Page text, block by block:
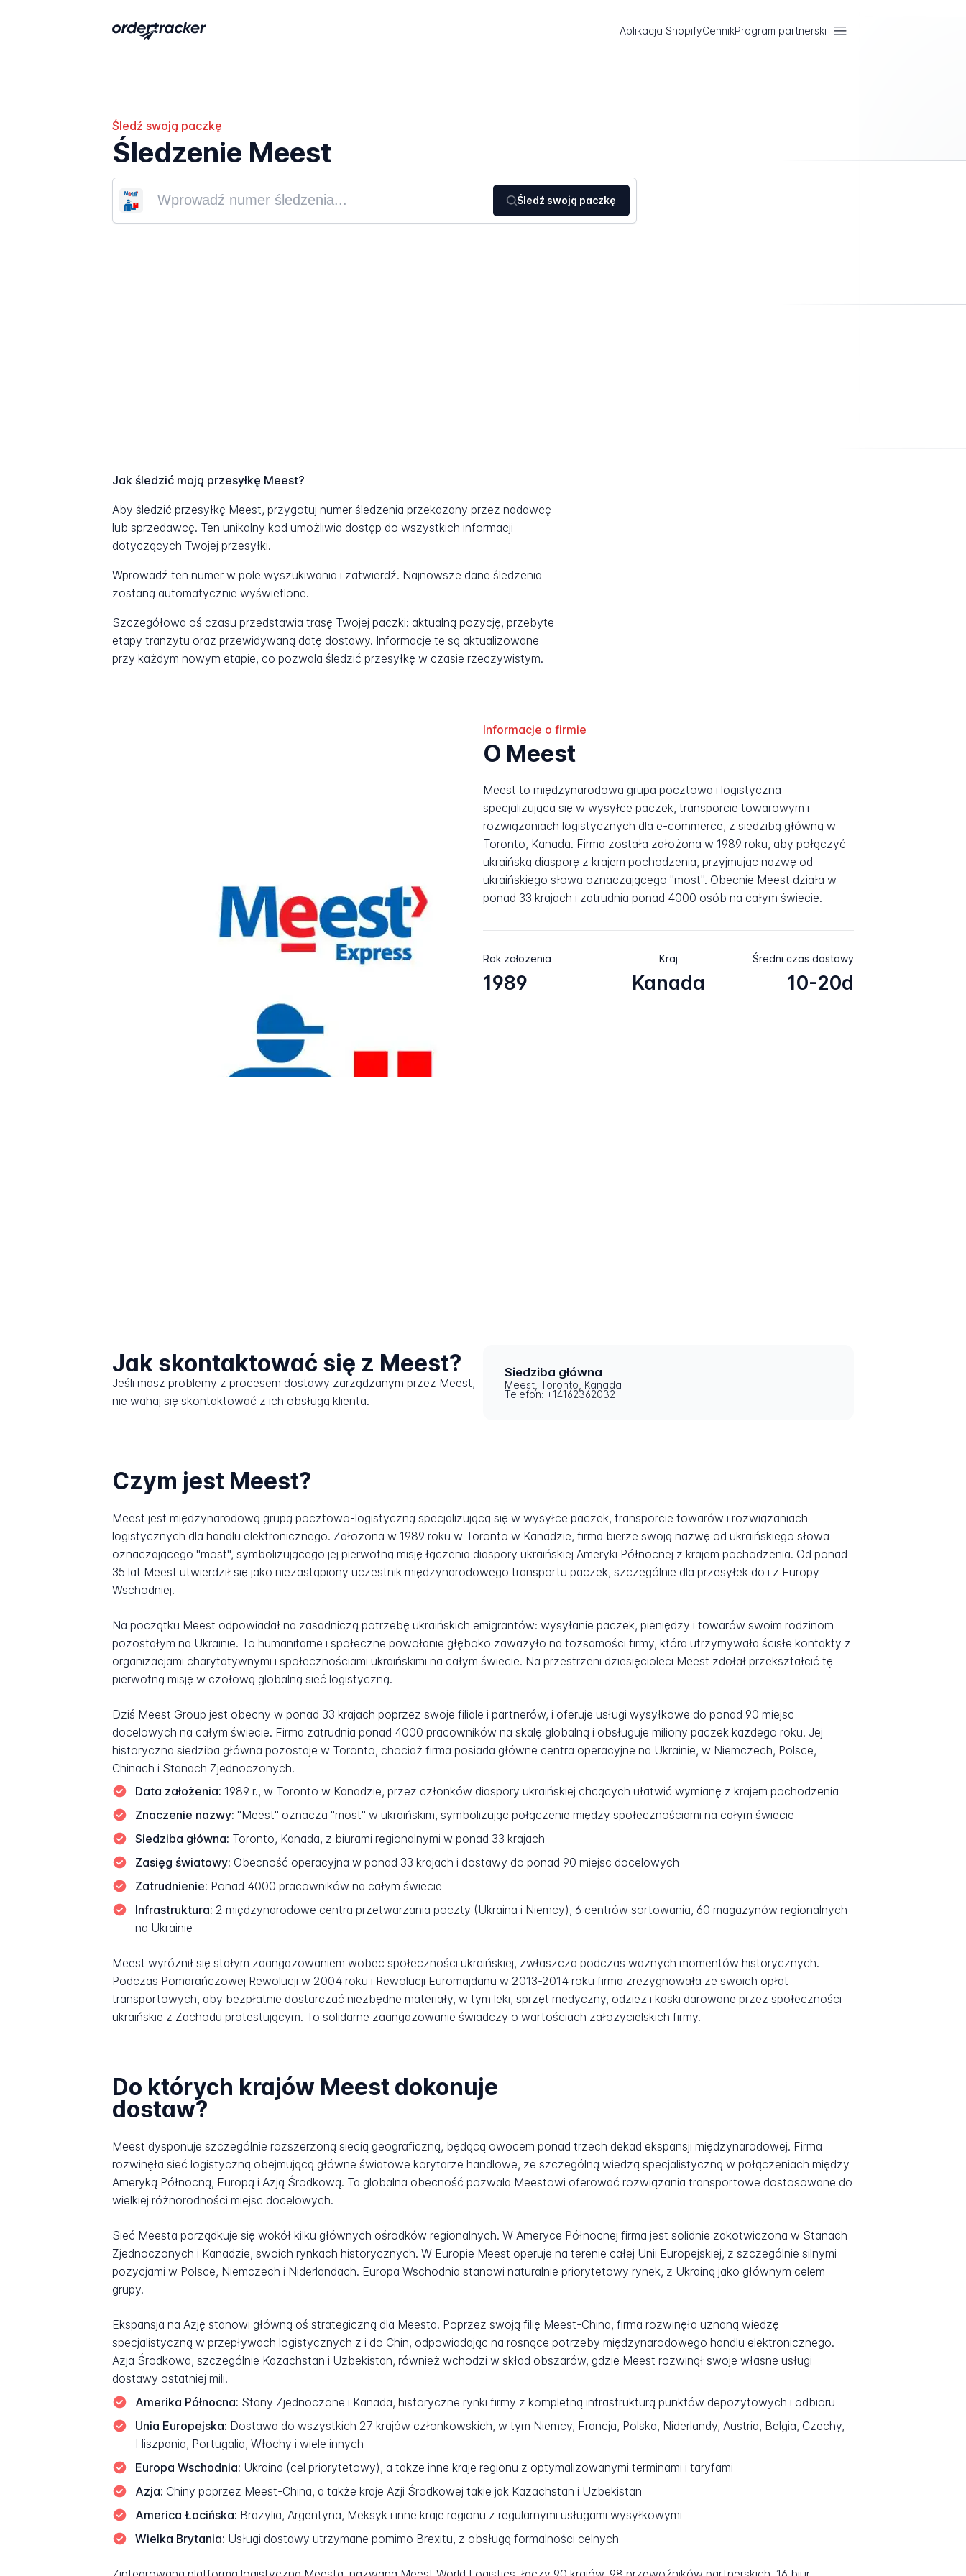
Aplikacja ShopifyCennikProgram partnerski
Śledź swoją paczkę
Śledzenie Meest
Śledź swoją paczkę
Jak śledzić moją przesyłkę Meest?
Aby śledzić przesyłkę Meest, przygotuj numer śledzenia przekazany przez nadawcę
lub sprzedawcę. Ten unikalny kod umożliwia dostęp do wszystkich informacji
dotyczących Twojej przesyłki.
Wprowadź ten numer w pole wyszukiwania i zatwierdź. Najnowsze dane śledzenia
zostaną automatycznie wyświetlone.
Szczegółowa oś czasu przedstawia trasę Twojej paczki: aktualną pozycję, przebyte
etapy tranzytu oraz przewidywaną datę dostawy. Informacje te są aktualizowane
przy każdym nowym etapie, co pozwala śledzić przesyłkę w czasie rzeczywistym.
Informacje o firmie
O Meest
Meest to międzynarodowa grupa pocztowa i logistyczna
specjalizująca się w wysyłce paczek, transporcie towarowym i
rozwiązaniach logistycznych dla e-commerce, z siedzibą główną w
Toronto, Kanada. Firma została założona w 1989 roku, aby połączyć
ukraińską diasporę z krajem pochodzenia, przyjmując nazwę od
ukraińskiego słowa oznaczającego "most". Obecnie Meest działa w
ponad 33 krajach i zatrudnia ponad 4000 osób na całym świecie.
Rok założenia
1989
Kraj
Kanada
Średni czas dostawy
10-20d
Jak skontaktować się z Meest?
Jeśli masz problemy z procesem dostawy zarządzanym przez Meest,
nie wahaj się skontaktować z ich obsługą klienta.
Siedziba główna
Meest, Toronto, Kanada
Telefon: +14162362032
Czym jest Meest?
Meest jest międzynarodową grupą pocztowo-logistyczną specjalizującą się w wysyłce paczek, transporcie towarów i rozwiązaniach
logistycznych dla handlu elektronicznego. Założona w 1989 roku w Toronto w Kanadzie, firma bierze swoją nazwę od ukraińskiego słowa
oznaczającego "most", symbolizującego jej pierwotną misję łączenia diaspory ukraińskiej Ameryki Północnej z krajem pochodzenia. Od ponad
35 lat Meest utwierdził się jako niezastąpiony uczestnik międzynarodowego transportu paczek, szczególnie dla przesyłek do i z Europy
Wschodniej.
Na początku Meest odpowiadał na zasadniczą potrzebę ukraińskich emigrantów: wysyłanie paczek, pieniędzy i towarów swoim rodzinom
pozostałym na Ukrainie. To humanitarne i społeczne powołanie głęboko zaważyło na tożsamości firmy, która utrzymywała ścisłe kontakty z
organizacjami charytatywnymi i społecznościami ukraińskimi na całym świecie. Na przestrzeni dziesięcioleci Meest zdołał przekształcić tę
pierwotną misję w czołową globalną sieć logistyczną.
Dziś Meest Group jest obecny w ponad 33 krajach poprzez swoje filiale i partnerów, i oferuje usługi wysyłkowe do ponad 90 miejsc
docelowych na całym świecie. Firma zatrudnia ponad 4000 pracowników na skalę globalną i obsługuje miliony paczek każdego roku. Jej
historyczna siedziba główna pozostaje w Toronto, chociaż firma posiada główne centra operacyjne na Ukrainie, w Niemczech, Polsce,
Chinach i Stanach Zjednoczonych.
Data założenia: 1989 r., w Toronto w Kanadzie, przez członków diaspory ukraińskiej chcących ułatwić wymianę z krajem pochodzenia
Znaczenie nazwy: "Meest" oznacza "most" w ukraińskim, symbolizując połączenie między społecznościami na całym świecie
Siedziba główna: Toronto, Kanada, z biurami regionalnymi w ponad 33 krajach
Zasięg światowy: Obecność operacyjna w ponad 33 krajach i dostawy do ponad 90 miejsc docelowych
Zatrudnienie: Ponad 4000 pracowników na całym świecie
Infrastruktura: 2 międzynarodowe centra przetwarzania poczty (Ukraina i Niemcy), 6 centrów sortowania, 60 magazynów regionalnych
na Ukrainie
Meest wyróżnił się stałym zaangażowaniem wobec społeczności ukraińskiej, zwłaszcza podczas ważnych momentów historycznych.
Podczas Pomarańczowej Rewolucji w 2004 roku i Rewolucji Euromajdanu w 2013-2014 roku firma zrezygnowała ze swoich opłat
transportowych, aby bezpłatnie dostarczać niezbędne materiały, w tym leki, sprzęt medyczny, odzież i kaski darowane przez społeczności
ukraińskie z Zachodu protestującym. To solidarne zaangażowanie świadczy o wartościach założycielskich firmy.
Do których krajów Meest dokonuje
dostaw?
Meest dysponuje szczególnie rozszerzoną siecią geograficzną, będącą owocem ponad trzech dekad ekspansji międzynarodowej. Firma
rozwinęła sieć logistyczną obejmującą główne światowe korytarze handlowe, ze szczególną wiedzą specjalistyczną w połączeniach między
Ameryką Północną, Europą i Azją Środkową. Ta globalna obecność pozwala Meestowi oferować rozwiązania transportowe dostosowane do
wielkiej różnorodności miejsc docelowych.
Sieć Meesta porządkuje się wokół kilku głównych ośrodków regionalnych. W Ameryce Północnej firma jest solidnie zakotwiczona w Stanach
Zjednoczonych i Kanadzie, swoich rynkach historycznych. W Europie Meest operuje na terenie całej Unii Europejskiej, z szczególnie silnymi
pozycjami w Polsce, Niemczech i Niderlandach. Europa Wschodnia stanowi naturalnie priorytetowy rynek, z Ukrainą jako głównym celem
grupy.
Ekspansja na Azję stanowi główną oś strategiczną dla Meesta. Poprzez swoją filię Meest-China, firma rozwinęła uznaną wiedzę
specjalistyczną w przepływach logistycznych z i do Chin, odpowiadając na rosnące potrzeby międzynarodowego handlu elektronicznego.
Azja Środkowa, szczególnie Kazachstan i Uzbekistan, również wchodzi w skład obszarów, gdzie Meest rozwinął swoje własne usługi
dostawy ostatniej mili.
Amerika Północna: Stany Zjednoczone i Kanada, historyczne rynki firmy z kompletną infrastrukturą punktów depozytowych i odbioru
Unia Europejska: Dostawa do wszystkich 27 krajów członkowskich, w tym Niemcy, Francja, Polska, Niderlandy, Austria, Belgia, Czechy,
Hiszpania, Portugalia, Włochy i wiele innych
Europa Wschodnia: Ukraina (cel priorytetowy), a także inne kraje regionu z optymalizowanymi terminami i taryfami
Azja: Chiny poprzez Meest-China, a także kraje Azji Środkowej takie jak Kazachstan i Uzbekistan
America Łacińska: Brazylia, Argentyna, Meksyk i inne kraje regionu z regularnymi usługami wysyłkowymi
Wielka Brytania: Usługi dostawy utrzymane pomimo Brexitu, z obsługą formalności celnych